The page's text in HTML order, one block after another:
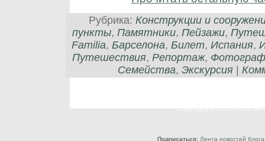
Рубрика: Конструкции и
пункты, Памятники, Пейзажи,
Familia, Барселона, Билет, Испания,
Путешествия, Репортаж,
Семейства, Экскурсия
Подписаться: Лента новостей